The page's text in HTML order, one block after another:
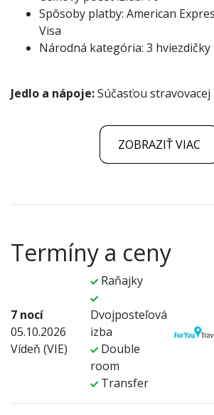
Spôsoby platby: American
Visa
Národná kategória: 3 hviezdičky
Jedlo a nápoje:Súčasťou stravovacej
ZOBRAZIŤ VIAC
Termíny a ceny
7 nocí
05.10.2026
Vídeň (VIE)
Raňajky
Dvojposteľová
izba
Double
room
Transfer